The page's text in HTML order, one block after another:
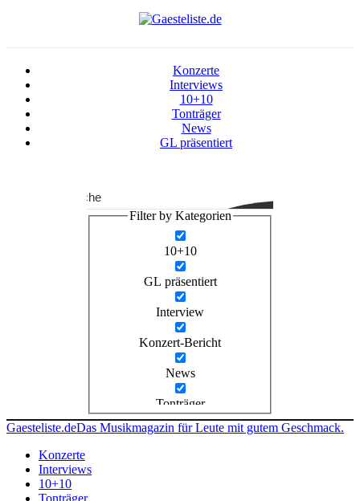
Konzerte
Interviews
10+10
Tonträger
News
GL präsentiert
Suche
Filter by Kategorien
10+10
GL präsentiert
Interview
Konzert-Bericht
News
Tonträger
Gaesteliste.deDas Musikmagazin für Leute mit gutem Geschmack.
Konzerte
Interviews
10+10
Tonträger